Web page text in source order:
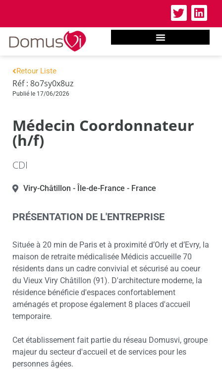
Retour Liste
Réf : 8o7sy0x8uz
Publié le 17/06/2026
Médecin Coordonnateur
(h/f)
CDI
Viry-Châtillon - Île-de-France - France
PRÉSENTATION DE L'ENTREPRISE
Située à 20 min de Paris et à proximité d’Orly et d’Evry, la
maison de retraite médicalisée Médicis accueille 70
résidents dans un cadre convivial et sécurisé au coeur
du Vieux Viry Châtillon (91). D'architecture moderne, la
résidence bénéficie d'espaces confortablement
aménagés et propose également 8 places d'accueil
temporaire.
Cet établissement fait partie du réseau Domusvi, groupe
majeur du secteur d'accueil et de services pour les
personnes âgées.